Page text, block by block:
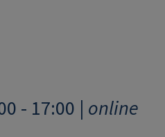
- 17:00 | online